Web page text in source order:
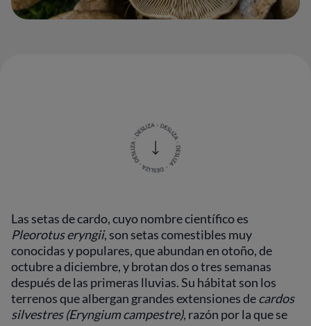
Las setas de cardo, cuyo nombre científico es
Pleorotus eryngii, son setas comestibles muy
conocidas y populares, que abundan en otoño, de
octubre a diciembre, y brotan dos o tres semanas
después de las primeras lluvias. Su hábitat son los
terrenos que albergan grandes extensiones decardos
silvestres (Eryngium campestre), razón por la que se